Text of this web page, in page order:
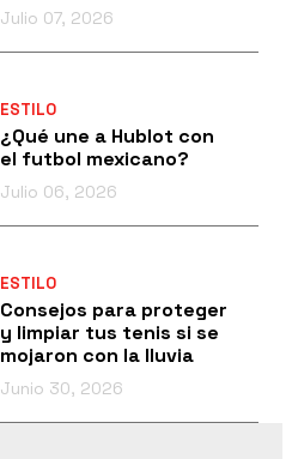
Julio 07, 2026
ESTILO
¿Qué une a Hublot con
el futbol mexicano?
Julio 06, 2026
ESTILO
Consejos para proteger
y limpiar tus tenis si se
mojaron con la lluvia
Junio 30, 2026